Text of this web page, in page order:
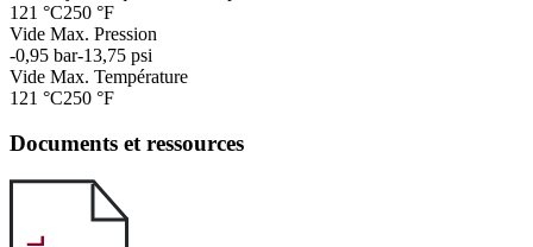
121 °C250 °F
Vide Max. Pression
-0,95 bar-13,75 psi
Vide Max. Température
121 °C250 °F
Documents et ressources